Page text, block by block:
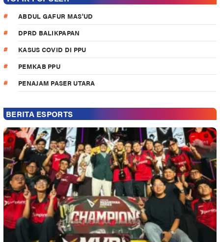
ABDUL GAFUR MAS'UD
DPRD BALIKPAPAN
KASUS COVID DI PPU
PEMKAB PPU
PENAJAM PASER UTARA
BERITA ESPORTS